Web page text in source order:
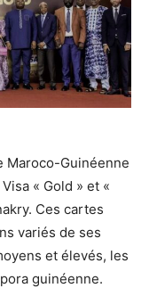
Maroco-Guinéenne
« Gold » et «
Ces cartes
variés de ses
et élevés, les
guinéenne.